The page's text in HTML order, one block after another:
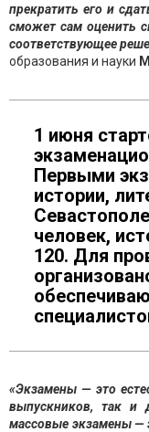
прекратить его и
сможет сам оценить
соответствующее
образования и науки
1 июня
Первыми
истории,
человек,
120. Для
«Экзамены — это
выпускников, так и
массовые экзамены —